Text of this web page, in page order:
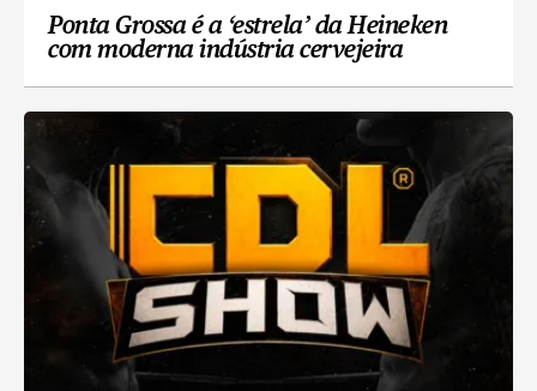
Ponta Grossa é a ‘estrela’ da Heineken
com moderna indústria cervejeira